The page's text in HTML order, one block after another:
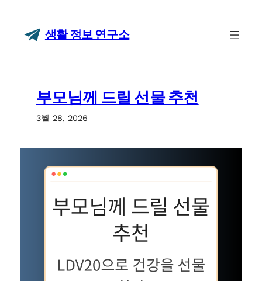
생활 정보 연구소
부모님께 드릴 선물 추천
3월 28, 2026